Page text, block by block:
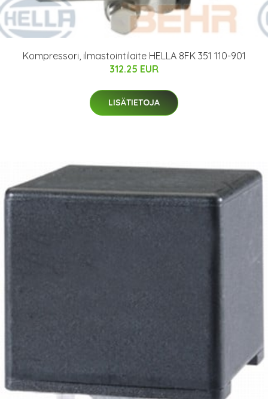
Kompressori, ilmastointilaite HELLA 8FK 351 110-901
312.25 EUR
LISÄTIETOJA